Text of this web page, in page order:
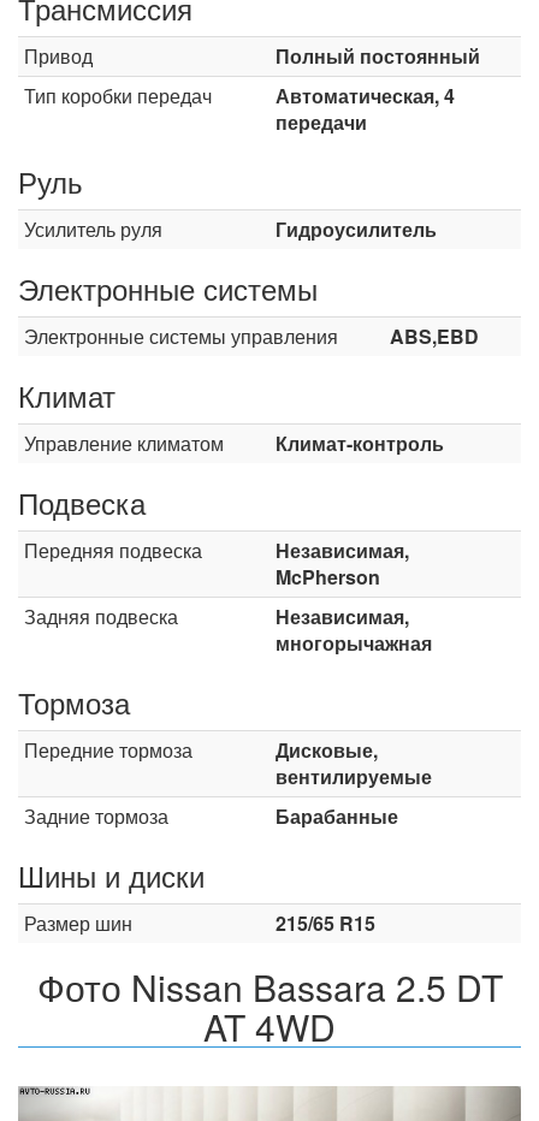
Привод
Полный постоянный
Тип коробки передач
Автоматическая, 4
передачи
Руль
Усилитель руля Гидроусилитель
Электронные системы
Электронные системы управления ABS,EBD
Климат
Управление климатом Климат-контроль
Подвеска
Передняя подвеска
Независимая,
McPherson
Задняя подвеска
Независимая,
многорычажная
Тормоза
Передние тормоза
Дисковые,
вентилируемые
Задние тормоза
Барабанные
Шины и диски
Размер шин 215/65 R15
Фото Nissan Bassara 2.5 DT
AT 4WD
Назад